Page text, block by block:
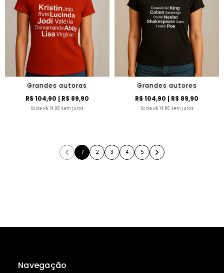
Grandes autoras
R$ 104,90| R$ 89,90
6x de R$ 14,98 sem juros
Grandes autores
R$ 104,90| R$ 89,90
6x de R$ 14,98 sem juros
1 2 3 4 5
Navegação